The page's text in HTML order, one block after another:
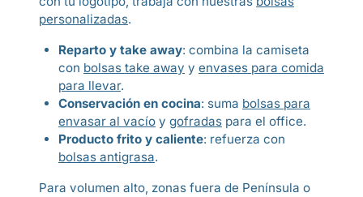
personalizadas.
Reparto y take away: combina la camiseta
con bolsas take away y envases para comida
para llevar.
Conservación en cocina: suma bolsas para
envasar al vacío y gofradas para el office.
Producto frito y caliente: refuerza con
bolsas antigrasa.
Para volumen alto, zonas fuera de Península o